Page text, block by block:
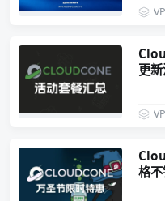
更
格